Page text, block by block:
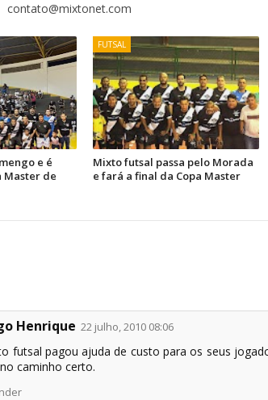
contato@mixtonet.com
e é
Master de
FUTSAL
Mixto futsal passa pelo Morada
e fará a final da Copa Master
Henrique 22 julho, 2010 08:06
futsal pagou ajuda de custo para os seus
caminho certo.